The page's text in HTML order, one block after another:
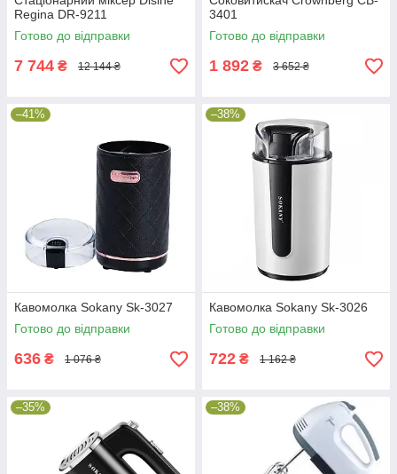
Regina DR-9211
Готово до відправки
7 744 ₴ 12 144 ₴
3401
Готово до відправки
1 892 ₴ 3 652 ₴
–41%
Кавомолка Sokany Sk-3027
Готово до відправки
636 ₴ 1 076 ₴
–38%
Кавомолка Sokany Sk-3026
Готово до відправки
722 ₴ 1 162 ₴
–35% –38%